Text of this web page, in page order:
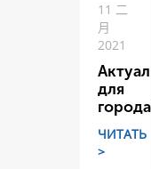
11 二
月
2021
для
ЧИТАТЬ
>